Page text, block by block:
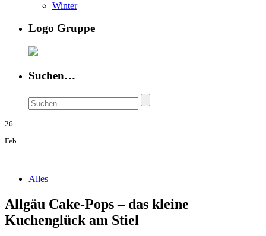
Winter
Logo Gruppe
Suchen…
26.
Feb.
Alles
Allgäu Cake-Pops – das kleine
Kuchenglück am Stiel